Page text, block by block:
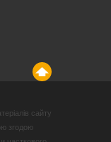
сайту
згодою